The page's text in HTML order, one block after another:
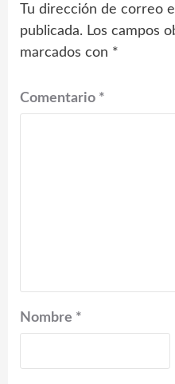
Tu dirección de correo
publicada. Los campos
marcados con *
Comentario *
Nombre *